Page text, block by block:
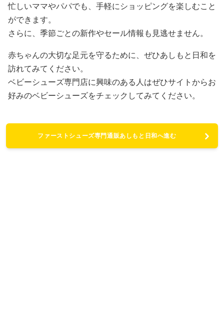
忙しいママやパパでも、手軽にショッピングを楽しむこと
ができます。
さらに、季節ごとの新作やセール情報も見逃せません。
赤ちゃんの大切な足元を守るために、ぜひあしもと日和を
訪れてみてください。
ベビーシューズ専門店に興味のある人はぜひサイトからお
好みのベビーシューズをチェックしてみてください。
ファーストシューズ専門通販あしもと日和へ進む